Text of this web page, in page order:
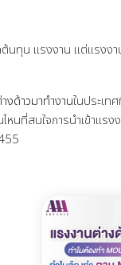
ทุน แรงงาน แต่แรง
งด้าวมาทำงานในประเท
หนที่สนใจการนำเข้า